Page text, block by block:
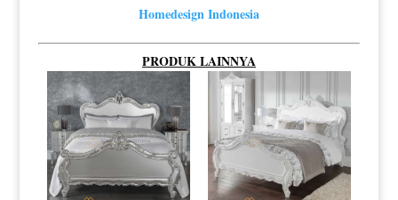
Homedesign Indonesia
PRODUK LAINNYA